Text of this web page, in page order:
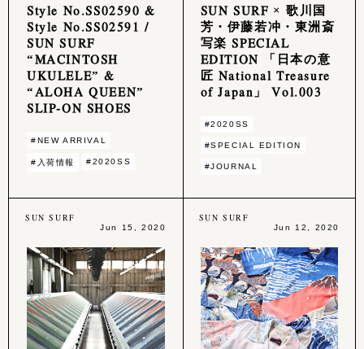
Style No.SS02590 &
Style No.SS02591 /
SUN SURF
“MACINTOSH
UKULELE” &
“ALOHA QUEEN”
SLIP-ON SHOES
#NEW ARRIVAL
#入荷情報 #2020SS
SUN SURF × 歌川国
芳・伊藤若冲・東洲斎
写楽 SPECIAL
EDITION 「日本の意
匠 National Treasure
of Japan」 Vol.003
#2020SS
#SPECIAL EDITION
#JOURNAL
SUN SURF
Jun 15, 2020
SUN SURF
Jun 12, 2020